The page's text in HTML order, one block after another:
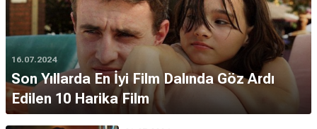
16.07.2024
Son Yıllarda En İyi Film Dalında Göz Ardı
Edilen 10 Harika Film